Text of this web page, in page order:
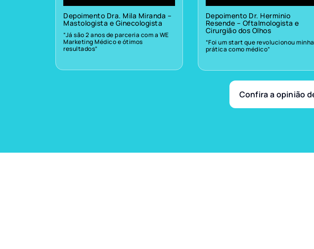
Depoimento Dra. Mila Miranda –
Mastologista e Ginecologista
“Já são 2 anos de parceria com a WE
Marketing Médico e ótimos
resultados”
Depoimento Dr. Herminio
Resende – Oftalmologista e
Cirurgião dos Olhos
“Foi um start que revolucionou minha
prática como médico”
Confira a opinião